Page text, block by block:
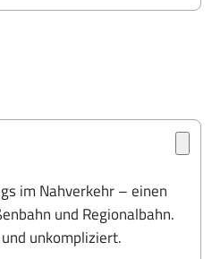
im Nahverkehr – einen
und Regionalbahn.
unkompliziert.